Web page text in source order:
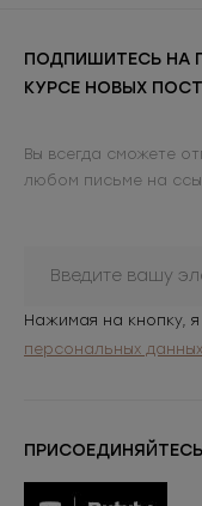
ПОДПИШИТЕСЬ НА
КУРСЕ НОВЫХ
Вы всегда сможете
любом письме на
Нажимая на кнопку,
персональных данных